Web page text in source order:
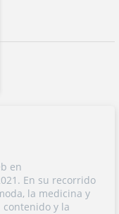
en
En su recorrido
la medicina y
y la